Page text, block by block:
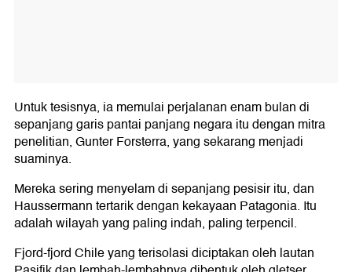
Untuk tesisnya, ia memulai perjalanan enam bulan di
sepanjang garis pantai panjang negara itu dengan mitra
penelitian, Gunter Forsterra, yang sekarang menjadi
suaminya.
Mereka sering menyelam di sepanjang pesisir itu, dan
Haussermann tertarik dengan kekayaan Patagonia. Itu
adalah wilayah yang paling indah, paling terpencil.
Fjord-fjord Chile yang terisolasi diciptakan oleh lautan